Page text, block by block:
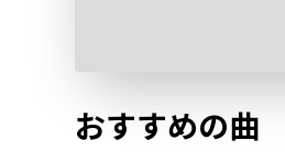
おすすめの曲